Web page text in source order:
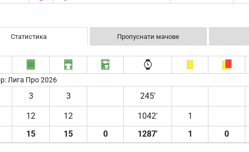
Статистика Пропуснати мачове
Лига Про 2026
3 3 245′
12 12 1042′ 1
15 15 0 1287′ 1 0